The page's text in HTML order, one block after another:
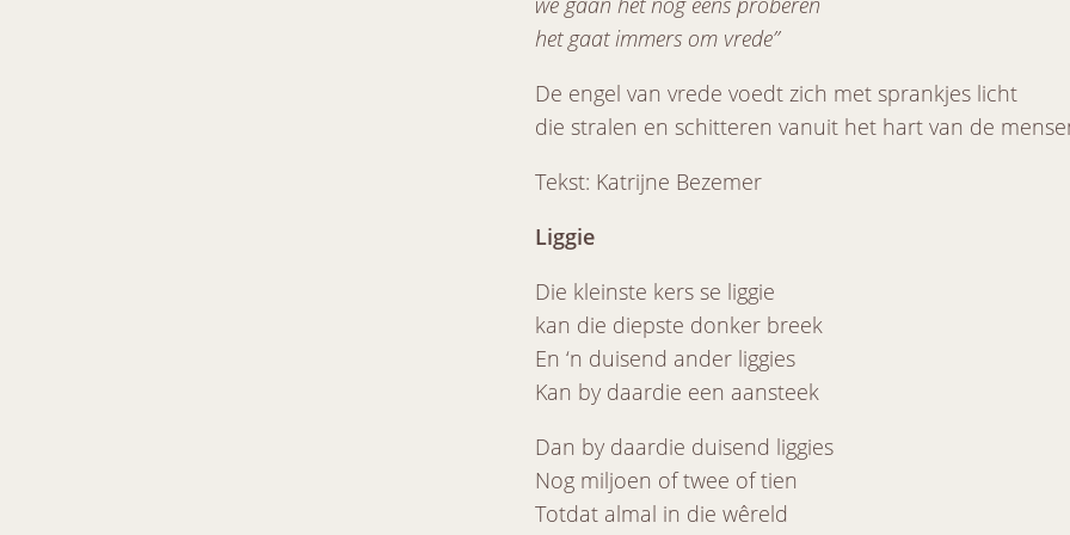
het gaat immers om vrede”
De engel van vrede voedt zich met sprankjes licht
die stralen en schitteren vanuit het hart van de
Tekst: Katrijne Bezemer
Liggie
Die kleinste kers se liggie
kan die diepste donker breek
En ‘n duisend ander liggies
Kan by daardie een aansteek
Dan by daardie duisend liggies
Nog miljoen of twee of tien
Totdat almal in die wêreld